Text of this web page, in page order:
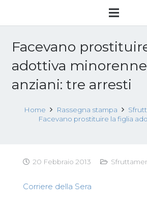
Facevano
adottiva
anziani: tre arresti
Home Rassegna stampa
Facevano prostituire la figlia
20 Febbraio 2013
Corriere della Sera